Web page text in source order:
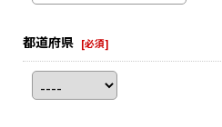
都道府県 [必須]